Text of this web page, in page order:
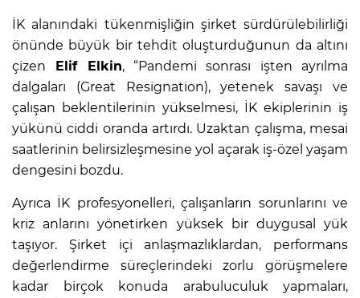
İK alanındaki tükenmişliğin şirket sürdürülebilirliği
önünde büyük bir tehdit oluşturduğunun da altını
çizen Elif Elkin, “Pandemi sonrası işten ayrılma
dalgaları (Great Resignation), yetenek savaşı ve
çalışan beklentilerinin yükselmesi, İK ekiplerinin iş
yükünü ciddi oranda artırdı. Uzaktan çalışma, mesai
saatlerinin belirsizleşmesine yol açarak iş-özel yaşam
dengesini bozdu.
Ayrıca İK profesyonelleri, çalışanların sorunlarını ve
kriz anlarını yönetirken yüksek bir duygusal yük
taşıyor. Şirket içi anlaşmazlıklardan, performans
değerlendirme süreçlerindeki zorlu görüşmelere
kadar birçok konuda arabuluculuk yapmaları,